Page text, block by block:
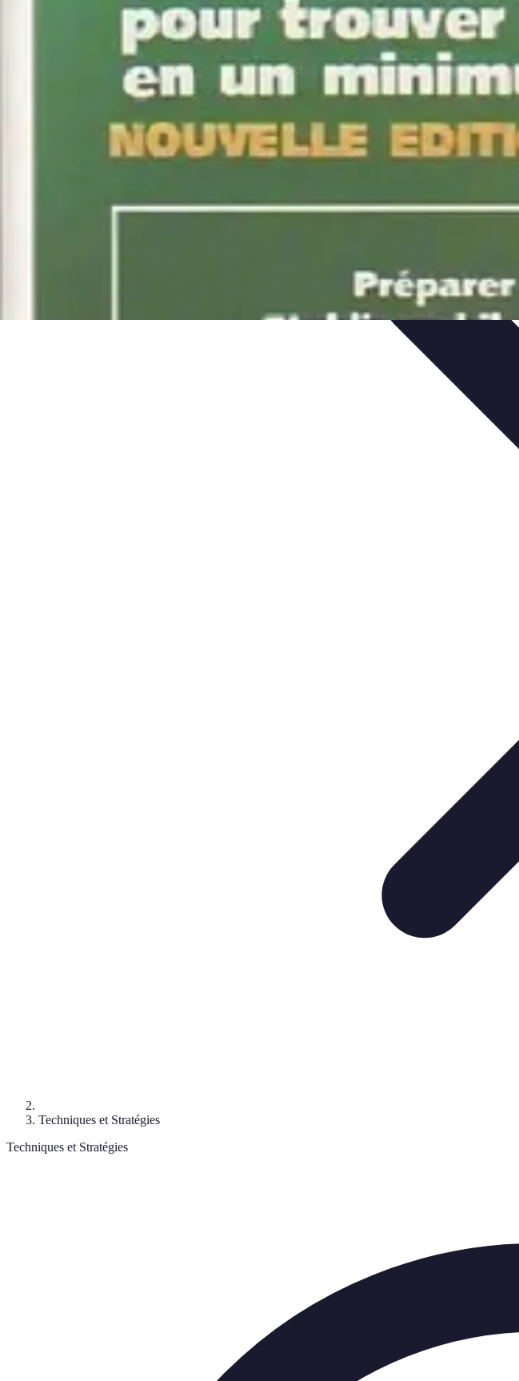
Entraînement et Techniques Techniques et StratégiesEntraînement et Technique
Techniques et Stratégies
Techniques et Stratégies